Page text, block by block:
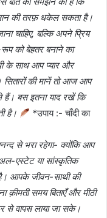
की तरफ़ धकेल सकता है।
चाहिए, बल्कि अपने प्रिय
को बेहतर बनाने का
के साथ आप प्यार और
सितारों की मानें तो आज आप
हैं। बस इतना याद रखें कि
है।
*उपाय :- चाँदी का
से भरा रहेगा- क्योंकि आप
एस्टेट या सांस्कृतिक
आपके जीवन-साथी की
क़ीमती समय बिताएँ और मीठी
से वापस लाया जा सके।